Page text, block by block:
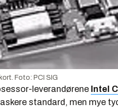
Foto: PCI SIG
leverandørene Intel
standard, men mye